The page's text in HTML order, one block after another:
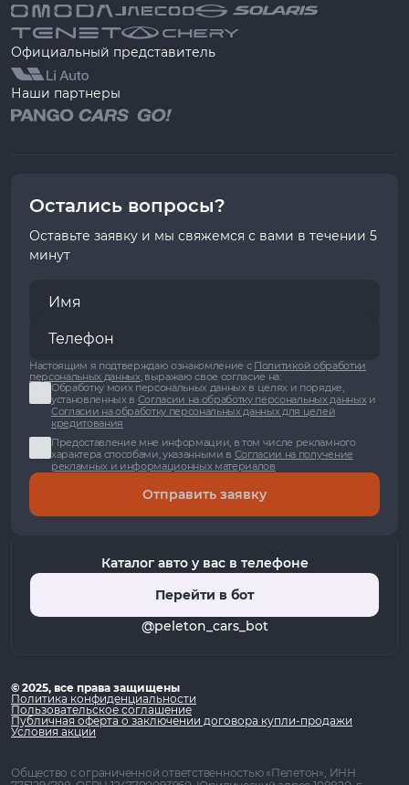
Официальный представитель
Наши партнеры
Остались вопросы?
Оставьте заявку и мы свяжемся с вами в течении 5
минут
Настоящим я подтверждаю ознакомление с Политикой обработки
персональных данных, выражаю свое согласие на:
Обработку моих персональных данных в целях и порядке,
установленных в Согласии на обработку персональных данныхи
Согласии на обработку персональных данных для целей
кредитования
Предоставление мне информации, в том числе рекламного
характера способами, указанными в Согласии на получение
рекламных и информационных материалов
Отправить заявку
Каталог авто у вас в телефоне
Перейти в бот
@peleton_cars_bot
© 2025, все права защищены
Политика конфиденциальности
Пользовательское соглашение
Публичная оферта о заключении договора купли-продажи
Условия акции
Общество с ограниченной ответственностью «Пелетон», ИНН